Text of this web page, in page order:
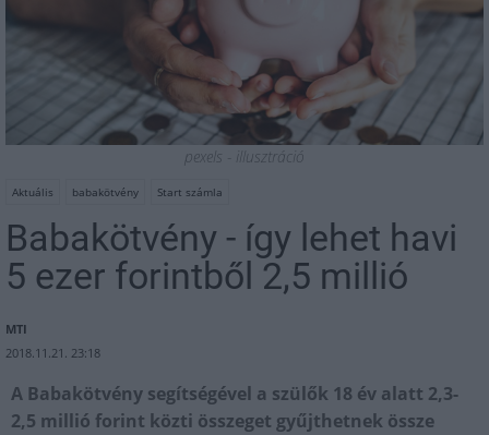
pexels - illusztráció
Aktuális babakötvény Start számla
Babakötvény - így lehet havi
5 ezer forintből 2,5 millió
MTI
2018.11.21. 23:18
A Babakötvény segítségével a szülők 18 év alatt 2,3-
2,5 millió forint közti összeget gyűjthetnek össze